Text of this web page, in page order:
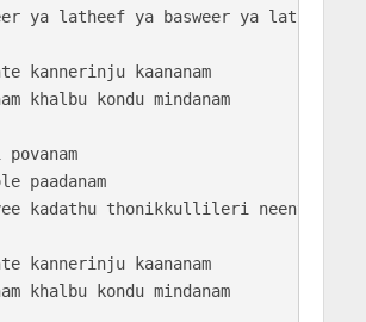
ya latheef ya basweer ya latheef
kannerinju kaananam
khalbu kondu mindanam
paadanam
kadathu thonikkullileri neenthanam
kannerinju kaananam
khalbu kondu mindanam